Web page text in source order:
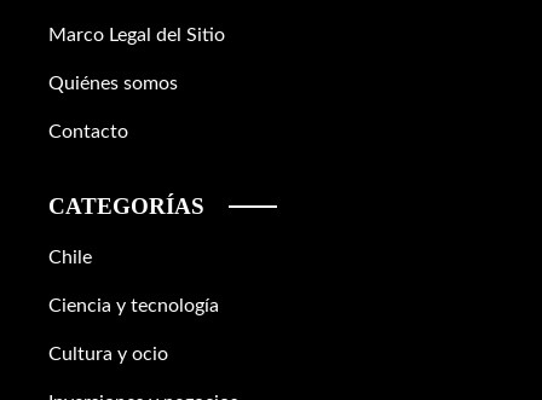
Marco Legal del Sitio
Quiénes somos
Contacto
CATEGORÍAS
Chile
Ciencia y tecnología
Cultura y ocio